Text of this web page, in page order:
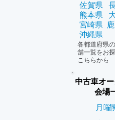
中古車オ
会場
月曜
佐賀県
熊本県
宮崎県
沖縄県
各都道府県
舗一覧をお
こちらから